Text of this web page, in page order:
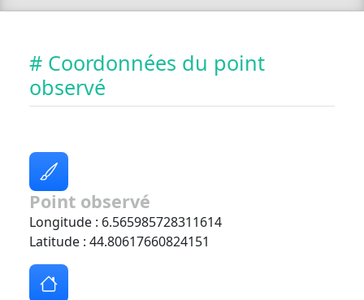
# Coordonnées du point
observé
Point observé
Longitude : 6.565985728311614
Latitude : 44.80617660824151